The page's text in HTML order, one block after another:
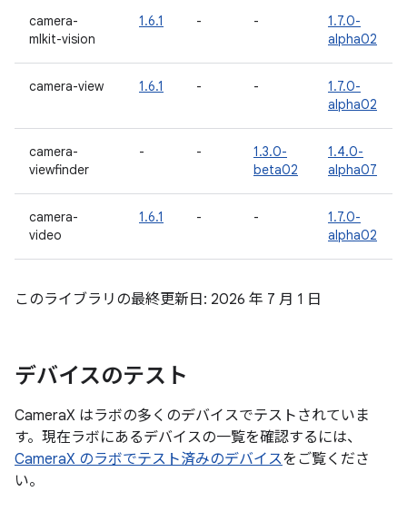
camera-
mlkit-vision
1.6.1 - -
1.7.0-
alpha02
camera-view 1.6.1 - -
1.7.0-
alpha02
camera-
viewfinder
- -
1.3.0-
beta02
1.4.0-
alpha07
camera-
video
1.6.1 - -
1.7.0-
alpha02
このライブラリの最終更新日: 2026 年 7 月 1 日
デバイスのテスト
CameraX はラボの多くのデバイスでテストされていま
す。現在ラボにあるデバイスの一覧を確認するには、
CameraX のラボでテスト済みのデバイスをご覧くださ
い。